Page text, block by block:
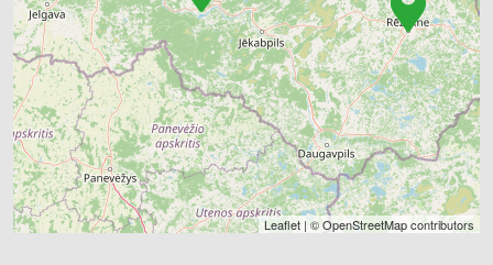
Leaflet | ©OpenStreetMapcontributors